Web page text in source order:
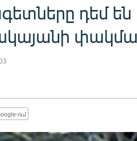
դեմ
ում